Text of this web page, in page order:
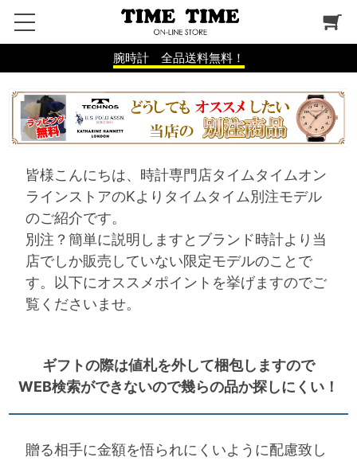
腕時計 全品送料無料！
皆様こんにちは、時計専門店タイムタイムオン
ラインストアのKよりタイムタイム別注モデル
のご紹介です。
別注？簡単に説明しますとブランド時計より当
店でしか販売していない限定モデルのことで
す。以下にオススメポイントを挙げますのでご
覧くださいませ。
ギフトの際は値札を外して梱包しますので
WEB検索ができないので幾らの品か探しにくい！
贈る相手に金額を悟られにくいように配慮致し